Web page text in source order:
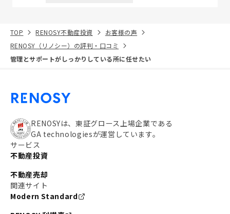
TOP RENOSY不動産投資
お客様の声
RENOSY（リノシー）の評判・口コミ
管理とサポートがしっかりしている所に任せたい
RENOSYは、東証グロース上場企業である
GA technologiesが運営しています。
サービス
不動産投資
不動産売却
関連サイト
Modern Standard